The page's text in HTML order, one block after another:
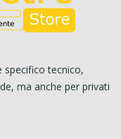
tecnico,
ma anche per privati